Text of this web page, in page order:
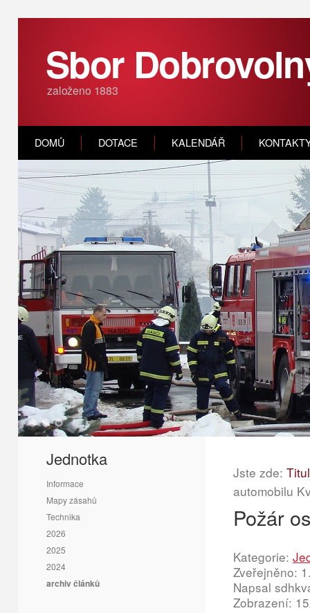
Sbor
založeno 1883
DOMŮ DOTACE KALENDÁŘ
1 2 3
Jednotka
Informace
Mapy zásahů
Technika
2026
2025
2024
archiv článků
Jste zde:
automobilu
Požár
Kategorie:
Zveřejněno:
Napsal
Zobrazení: